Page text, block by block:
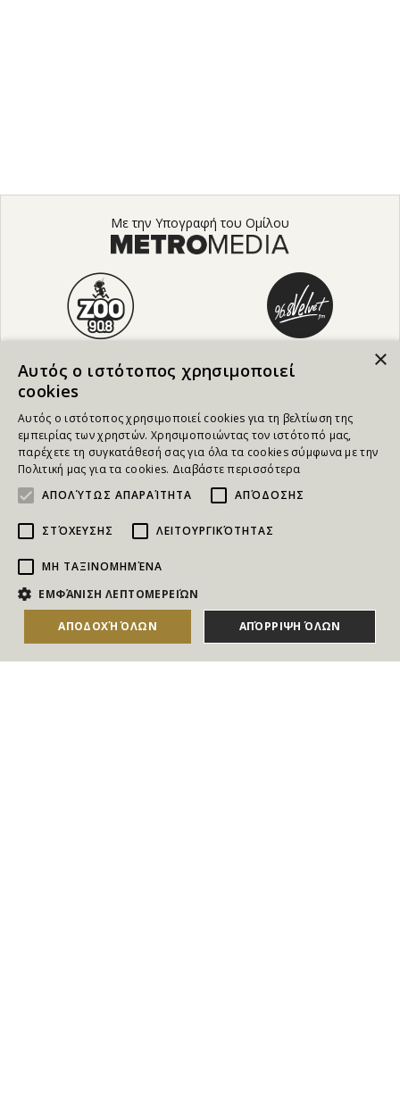
ΑΓΟΡΑΣΕ ΤΟ
Με την Υπογραφή του Ομίλου
NEWSLETTER
Για να ενημερώνεστε άμεσα για τους Διαγωνισμούς, τα
Δώρα, τις Νέες Προσφορές & τις Νέες Δωροεπιταγές
×
Αυτός ο ιστότοπος χρησιμοποιεί
cookies
Αυτός ο ιστότοπος χρησιμοποιεί cookies για τη βελτίωση της
εμπειρίας των χρηστών. Χρησιμοποιώντας τον ιστότοπό μας,
παρέχετε τη συγκατάθεσή σας για όλα τα cookies σύμφωνα με την
Πολιτική μας για τα cookies. Διαβάστε περισσότερα
ΑΠΟΛΎΤΩΣ ΑΠΑΡΑΊΤΗΤΑ
ΑΠΌΔΟΣΗΣ
ΣΤΌΧΕΥΣΗΣ ΛΕΙΤΟΥΡΓΙΚΌΤΗΤΑΣ
ΜΗ ΤΑΞΙΝΟΜΗΜΈΝΑ
ΕΜΦΆΝΙΣΗ ΛΕΠΤΟΜΕΡΕΙΏΝ
ΑΠΟΔΟΧΉ ΌΛΩΝ ΑΠΌΡΡΙΨΗ ΌΛΩΝ